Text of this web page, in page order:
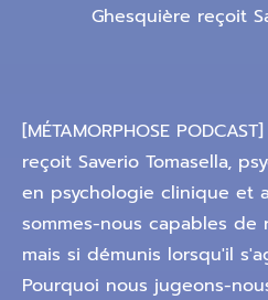
Ghesquière reçoit
[MÉTAMORPHOSE
reçoit Saverio Tomasella,
en psychologie clinique et
sommes-nous capables de
mais si démunis lorsqu'il
Pourquoi nous jugeons-